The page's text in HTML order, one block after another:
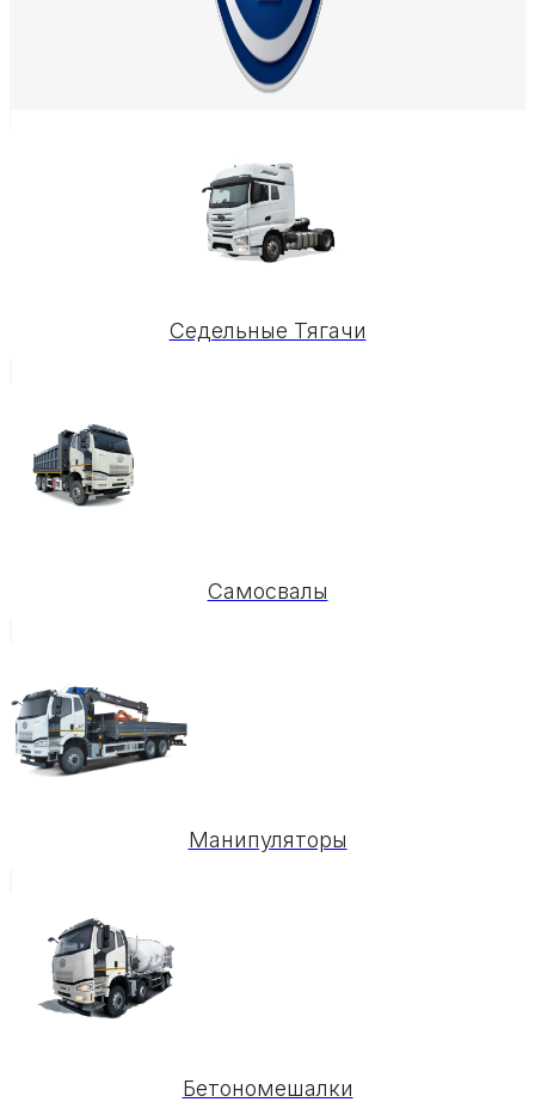
Седельные Тягачи
Самосвалы
Манипуляторы
Бетономешалки